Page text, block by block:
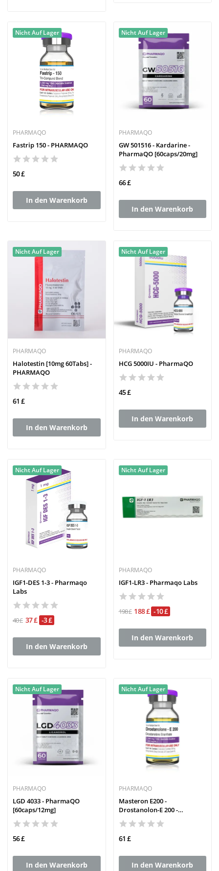
Nicht Auf Lager
PHARMAQO
Fastrip 150 - PHARMAQO
50 £
In den Warenkorb
Nicht Auf Lager
PHARMAQO
GW 501516 - Kardarine -
PharmaQO [60caps/20mg]
66 £
In den Warenkorb
Nicht Auf Lager
PHARMAQO
Halotestin [10mg 60Tabs] -
PHARMAQO
61 £
In den Warenkorb
Nicht Auf Lager
PHARMAQO
HCG 5000IU - PharmaQO
45 £
In den Warenkorb
Nicht Auf Lager
PHARMAQO
IGF1-DES 1-3 - Pharmaqo
Labs
40 £ 37 £ -3 £
In den Warenkorb
Nicht Auf Lager
PHARMAQO
IGF1-LR3 - Pharmaqo Labs
198 £ 188 £ -10 £
In den Warenkorb
Nicht Auf Lager
PHARMAQO
LGD 4033 - PharmaQO
[60caps/12mg]
56 £
In den Warenkorb
Nicht Auf Lager
PHARMAQO
Masteron E200 -
Drostanolon-E 200 -
PHARMAQO
61 £
In den Warenkorb